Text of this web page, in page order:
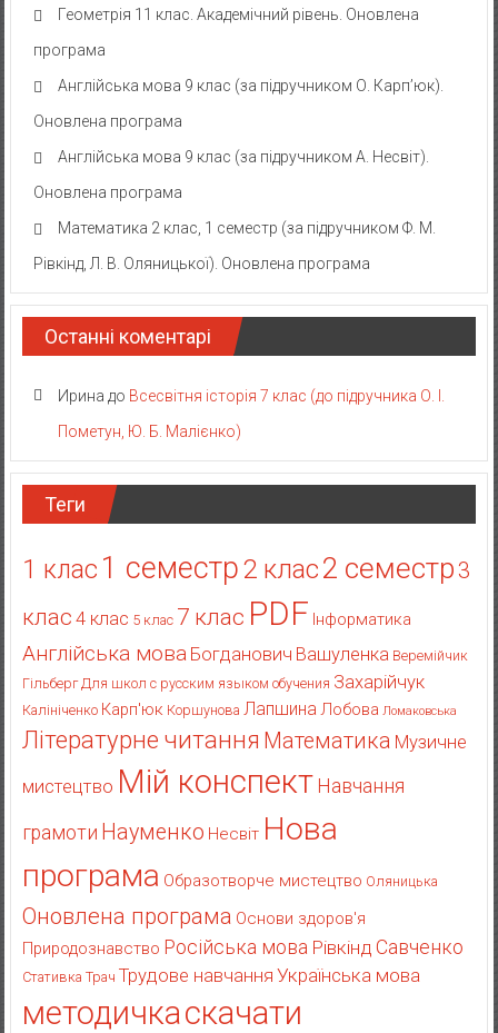
Геометрія 11 клас. Академічний рівень. Оновлена
програма
Англійська мова 9 клас (за підручником О. Карп’юк).
Оновлена програма
Англійська мова 9 клас (за підручником А. Несвіт).
Оновлена програма
Математика 2 клас, 1 семестр (за підручником Ф. М.
Рівкінд, Л. В. Оляницької). Оновлена програма
Останні коментарі
Ирина до Всесвітня історія 7 клас (до підручника О. І.
Пометун, Ю. Б. Малієнко)
Теги
1 клас 1 семестр2 клас2 семестр3
клас 4 клас 5 клас 7 клас PDF Інформатика
Англійська мова Богданович Вашуленка Веремійчик
Гільберг Для школ с русским языком обучения Захарійчук
Калініченко Карп'юк Коршунова Лапшина Лобова Ломаковська
Літературне читання Математика Музичне
мистецтво Мій конспект Навчання
грамоти Науменко Несвіт Нова
програма Образотворче мистецтво Оляницька
Оновлена програма Основи здоров'я
Природознавство Російська мова Рівкінд Савченко
Стативка Трач Трудове навчання Українська мова
методичкаскачати